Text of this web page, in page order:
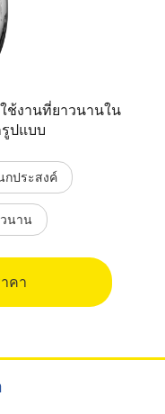
ช้งานที่ยาวนานใน
ปแบบ
กประสงค์
นาน
คา